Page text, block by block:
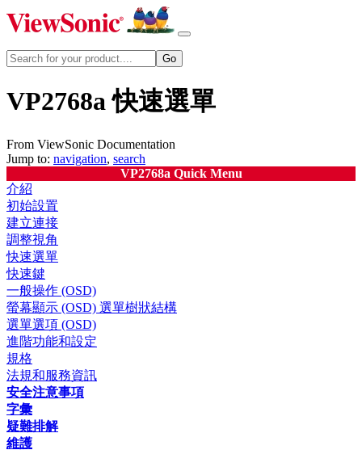
VP2768a 快速選單
From ViewSonic Documentation
Jump to: navigation, search
VP2768a Quick Menu
介紹
初始設置
建立連接
調整視角
快速選單
快速鍵
一般操作 (OSD)
螢幕顯示 (OSD) 選單樹狀結構
選單選項 (OSD)
進階功能和設定
規格
法規和服務資訊
安全注意事項
字彙
疑難排解
維護